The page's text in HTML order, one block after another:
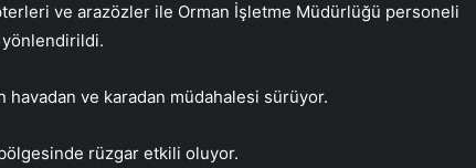
ve arazözler ile Orman İşletme Müdürlüğü personeli
havadan ve karadan müdahalesi sürüyor.
rüzgar etkili oluyor.